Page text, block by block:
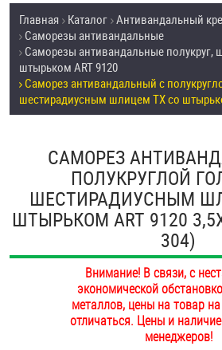
УСЛУГИ
СКИДКИ
ОПТ
ОПЛАТА И ДОСТАВКА
НАШИ МАГАЗИНЫ
Товары со скидкой
Анкеры
Антивандальный крепёж,
Втулки
Гайки
Дюймовый крепёж
Заклепки (Гайки-Заклепки)
Главная Каталог Антивандальный
Саморезы антивандальные
Саморезы антивандальные полукруг,
штырьком ART 9120
Саморез антивандальный с
шестирадиусным шлицем TX со
САМОРЕЗ
ПОЛУКРУГЛОЙ
ШЕСТИРАДИУСНЫМ
ШТЫРЬКОМ ART 9120
304)
Внимание! В связи, с
экономической
металлов, цены на товар на
отличаться. Цены и
менеджеров!